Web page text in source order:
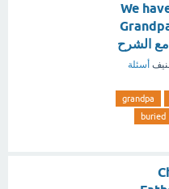
We
أسئلة
grandpa
buried